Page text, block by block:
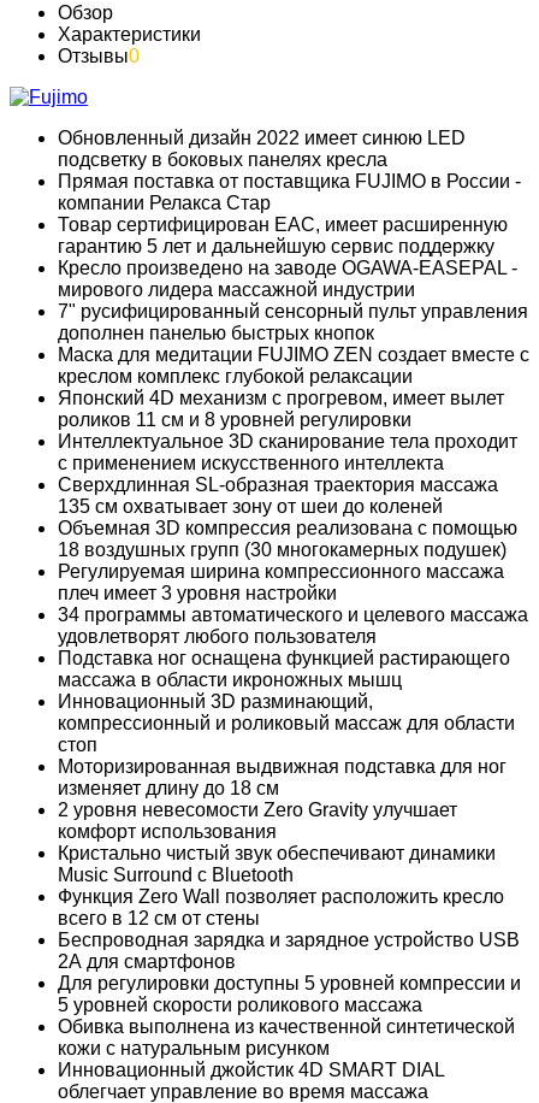
Обзор
Характеристики
Отзывы0
Обновленный дизайн 2022 имеет синюю LED
подсветку в боковых панелях кресла
Прямая поставка от поставщика FUJIMO в России -
компании Релакса Стар
Товар сертифицирован EAC, имеет расширенную
гарантию 5 лет и дальнейшую сервис поддержку
Кресло произведено на заводе OGAWA-EASEPAL -
мирового лидера массажной индустрии
7" русифицированный сенсорный пульт управления
дополнен панелью быстрых кнопок
Маска для медитации FUJIMO ZEN создает вместе с
креслом комплекс глубокой релаксации
Японский 4D механизм с прогревом, имеет вылет
роликов 11 см и 8 уровней регулировки
Интеллектуальное 3D сканирование тела проходит
с применением искусственного интеллекта
Сверхдлинная SL-образная траектория массажа
135 см охватывает зону от шеи до коленей
Объемная 3D компрессия реализована с помощью
18 воздушных групп (30 многокамерных подушек)
Регулируемая ширина компрессионного массажа
плеч имеет 3 уровня настройки
34 программы автоматического и целевого массажа
удовлетворят любого пользователя
Подставка ног оснащена функцией растирающего
массажа в области икроножных мышц
Инновационный 3D разминающий,
компрессионный и роликовый массаж для области
стоп
Моторизированная выдвижная подставка для ног
изменяет длину до 18 см
2 уровня невесомости Zero Gravity улучшает
комфорт использования
Кристально чистый звук обеспечивают динамики
Music Surround с Bluetooth
Функция Zero Wall позволяет расположить кресло
всего в 12 см от стены
Беспроводная зарядка и зарядное устройство USB
2А для смартфонов
Для регулировки доступны 5 уровней компрессии и
5 уровней скорости роликового массажа
Обивка выполнена из качественной синтетической
кожи с натуральным рисунком
Инновационный джойстик 4D SMART DIAL
облегчает управление во время массажа